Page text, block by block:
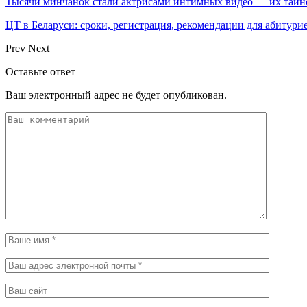
ЦТ в Беларуси: сроки, регистрация, рекомендации для
Prev Next
Оставьте ответ
Ваш электронный адрес не будет опубликован.